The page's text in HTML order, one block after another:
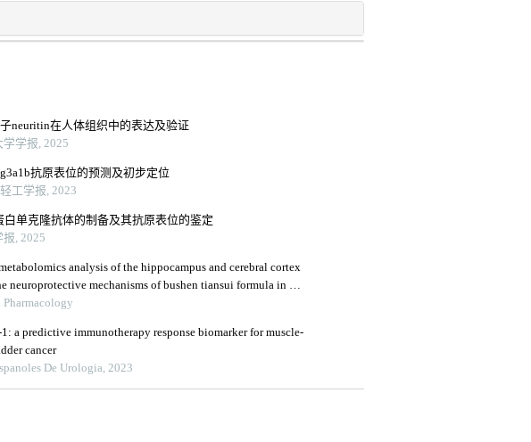
neuritin在人体组织中的表达及验证
学报, 2025
抗原表位的预测及初步定位
工学报, 2023
白单克隆抗体的制备及其抗原表位的鉴定
, 2025
analysis of the hippocampus and cerebral cortex
neuroprotective mechanisms of bushen tiansui formula in an
rat model of alzheimer's disease
Pharmacology
a predictive immunotherapy response biomarker for muscle-
cancer
De Urologia, 2023